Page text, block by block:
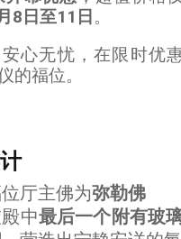
8日至11日 。
心无忧，在限时优
的福位。
厅主佛为弥勒佛
中最后一个附有玻